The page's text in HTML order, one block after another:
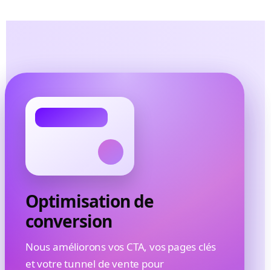
Optimisation de
conversion
Nous améliorons vos CTA, vos pages clés
et votre tunnel de vente pour